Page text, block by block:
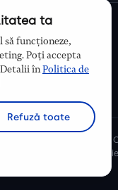
de cocos, unt de shea.
cosmetice organice
ta
să funcționeze,
Poți accepta
înPolitica de
Refuză toate